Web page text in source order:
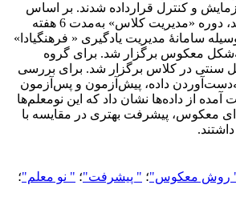
و کنترل قرارداده شدند. بر اساس
نیاز سنجی که انجام شد، دوره «مدیریت کلاس» به‌مدت 6 هفته
سامانۀ مدیریت یادگیری « فرهنگیادا»
معکوس برگزار شد. برای گروه
سنتی در کلاس برگزار شد. برای بررسی
داده، پیش‌آزمون و پس‌آزمون
آمده از داده‌ها نشان داد که این نومعلم‌ها
معکوس، پیشرفت بهتری در مقایسه با
روش معکوس"؛ " پیشرفت"؛ " نو معلم"؛